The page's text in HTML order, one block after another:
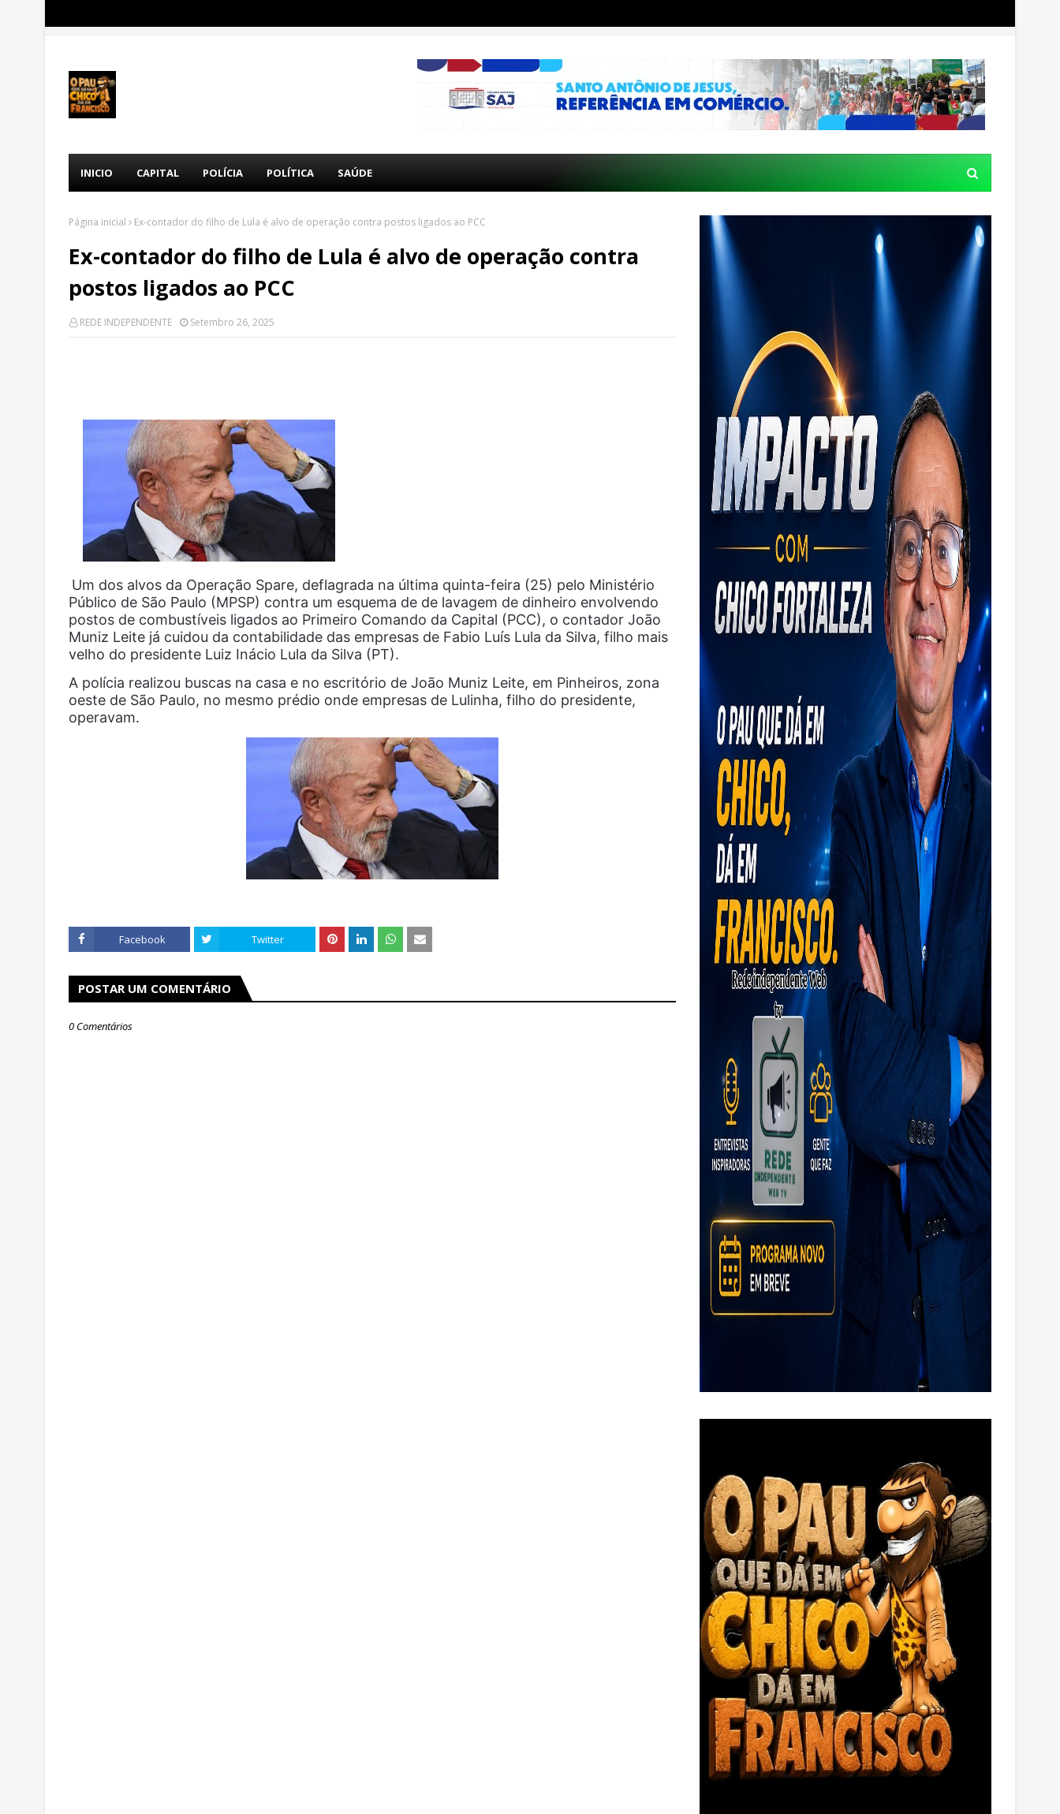
INICIO CAPITAL POLÍCIA POLÍTICA SAÚDE
Página inicial Ex-contador do filho de Lula é alvo de operação contra postos ligados ao PCC
Ex-contador do filho de Lula é alvo de operação contra
postos ligados ao PCC
REDE INDEPENDENTE Setembro 26, 2025
Um dos alvos da Operação Spare, deflagrada na última quinta-feira (25) pelo Ministério
Público de São Paulo (MPSP) contra um esquema de de lavagem de dinheiro envolvendo
postos de combustíveis ligados ao Primeiro Comando da Capital (PCC), o contador João
Muniz Leite já cuidou da contabilidade das empresas de Fabio Luís Lula da Silva, filho mais
velho do presidente Luiz Inácio Lula da Silva (PT).
A polícia realizou buscas na casa e no escritório de João Muniz Leite, em Pinheiros, zona
oeste de São Paulo, no mesmo prédio onde empresas de Lulinha, filho do presidente,
operavam.
Facebook Twitter
POSTAR UM COMENTÁRIO
0 Comentários